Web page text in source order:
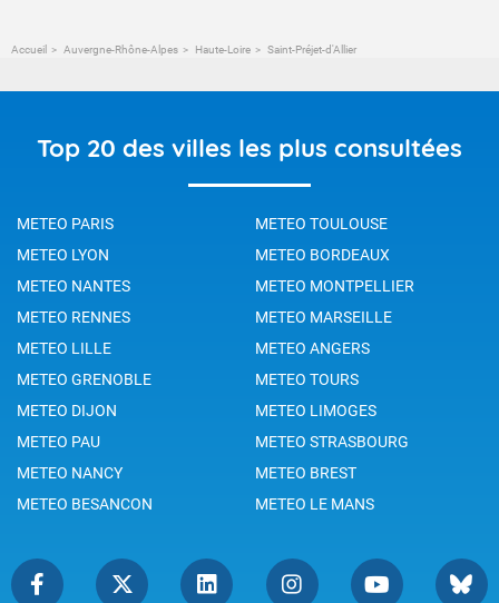
Accueil Auvergne-Rhône-Alpes Haute-Loire Saint-Préjet-d'Allier
Top 20 des villes les plus consultées
METEO PARIS
METEO TOULOUSE
METEO LYON
METEO BORDEAUX
METEO NANTES
METEO MONTPELLIER
METEO RENNES
METEO MARSEILLE
METEO LILLE
METEO ANGERS
METEO GRENOBLE
METEO TOURS
METEO DIJON
METEO LIMOGES
METEO PAU
METEO STRASBOURG
METEO NANCY
METEO BREST
METEO BESANCON
METEO LE MANS